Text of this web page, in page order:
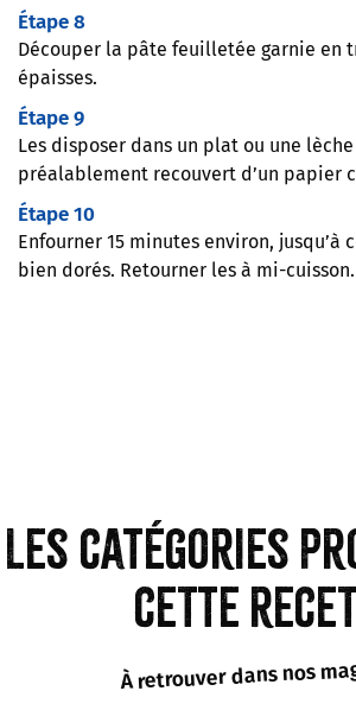
Étape 8
Découper la pâte feuilletée garnie en
épaisses.
Étape 9
Les disposer dans un plat ou une
préalablement recouvert d’un papier
Étape 10
Enfourner 15 minutes environ, jusqu’à
bien dorés. Retourner les à mi-
Les catégories
cette
À retrouver dans nos